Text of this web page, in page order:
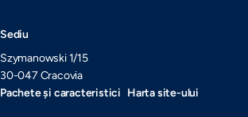
Sediu
Szymanowski 1/15
30-047 Cracovia
Pachete și caracteristici Harta site-ului